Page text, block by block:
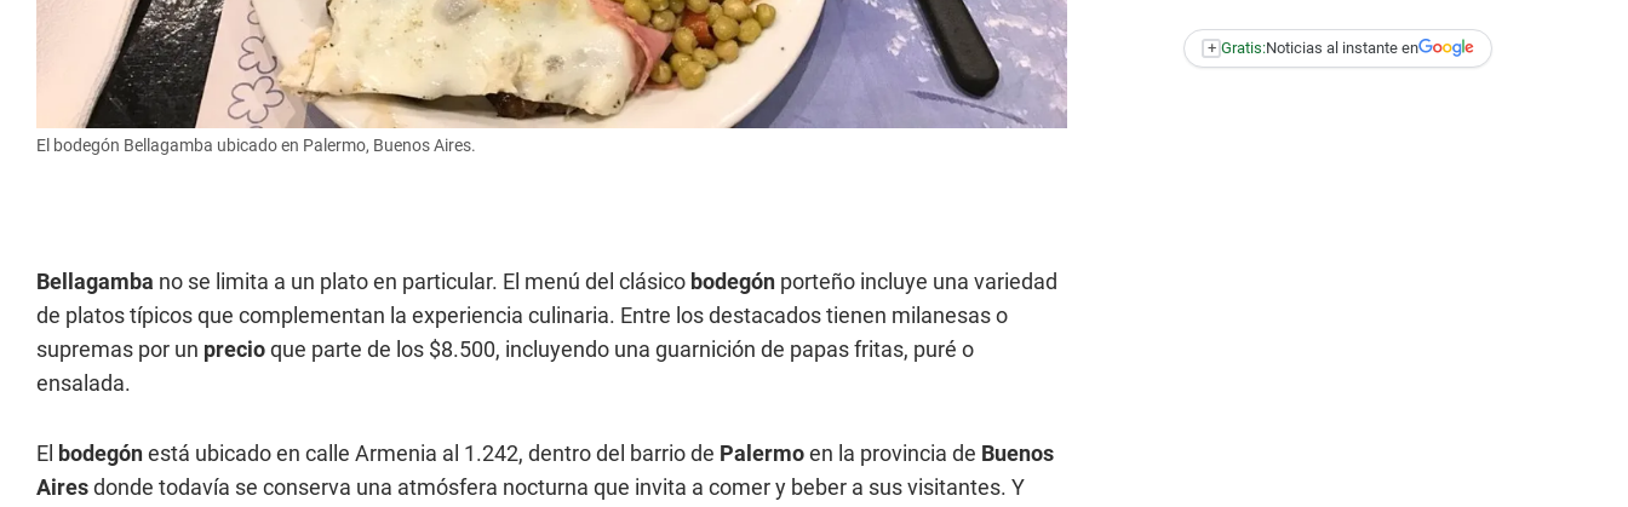
El bodegón Bellagamba ubicado en Palermo, Buenos Aires.
Bellagamba no se limita a un plato en particular. El menú del clásico bodegón porteño incluye una variedad
de platos típicos que complementan la experiencia culinaria. Entre los destacados tienen milanesas o
supremas por un precioque parte de los $8.500, incluyendo una guarnición de papas fritas, puré o
ensalada.
El bodegónestá ubicado en calle Armenia al 1.242, dentro del barrio de Palermoen la provincia de Buenos
Airesdonde todavía se conserva una atmósfera nocturna que invita a comer y beber a sus visitantes. Y
+ Gratis:Noticias al instante en